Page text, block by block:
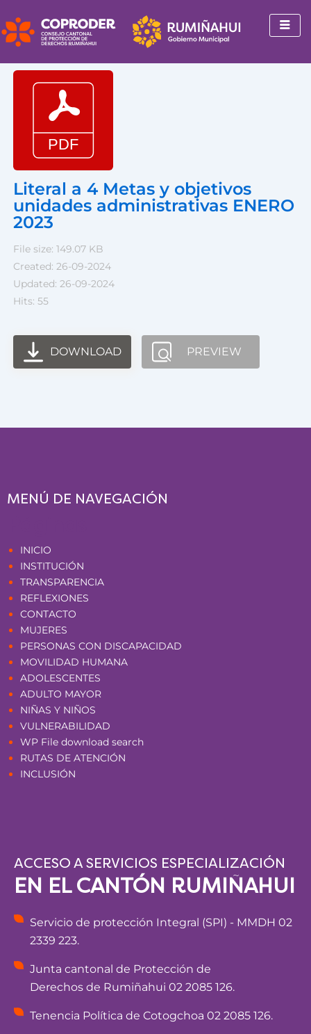
al
contenido
Literal a 4 Metas y objetivos
unidades administrativas ENERO
2023
File size: 149.07 KB
Created: 26-09-2024
Updated: 26-09-2024
Hits: 55
DOWNLOAD PREVIEW
MENÚ DE NAVEGACIÓN
INICIO
INSTITUCIÓN
TRANSPARENCIA
REFLEXIONES
CONTACTO
MUJERES
PERSONAS CON DISCAPACIDAD
MOVILIDAD HUMANA
ADOLESCENTES
ADULTO MAYOR
NIÑAS Y NIÑOS
VULNERABILIDAD
WP File download search
RUTAS DE ATENCIÓN
INCLUSIÓN
ACCESO A SERVICIOS ESPECIALIZACIÓN
EN EL CANTÓN RUMIÑAHUI
Servicio de protección Integral (SPI) - MMDH 02
2339 223.
Junta cantonal de Protección de
Derechos de Rumiñahui 02 2085 126.
Tenencia Política de Cotogchoa 02 2085 126.